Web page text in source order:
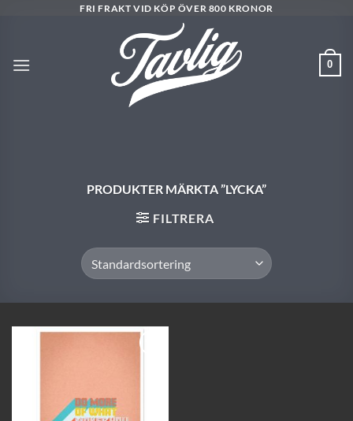
FRI FRAKT VID KÖP ÖVER 800 KRONOR
0
PRODUKTER MÄRKTA ”LYCKA”
FILTRERA